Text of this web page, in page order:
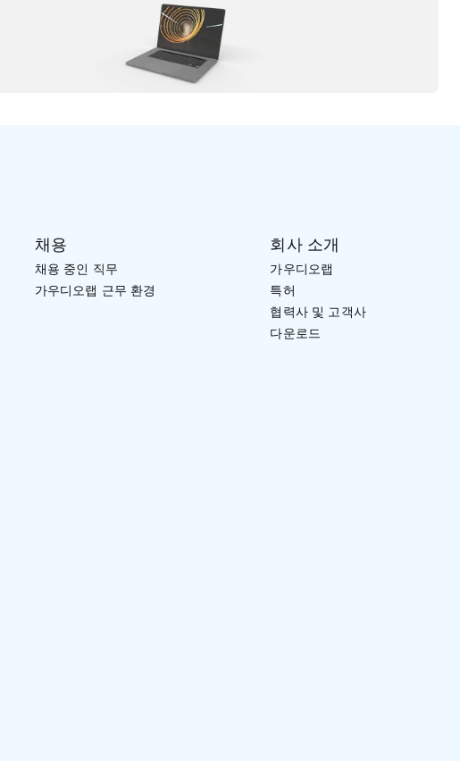
채용
채용 중인 직무
가우디오랩 근무 환경
회사 소개
가우디오랩
특허
협력사 및 고객사
다운로드